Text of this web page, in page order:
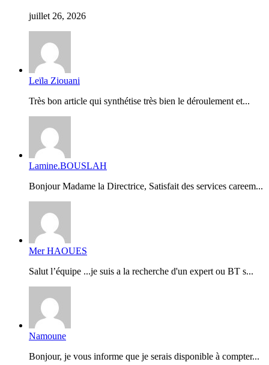
juillet 26, 2026
Leïla Ziouani
Très bon article qui synthétise très bien le déroulement et...
Lamine.BOUSLAH
Bonjour Madame la Directrice, Satisfait des services careem...
Mer HAOUES
Salut l’équipe ...je suis a la recherche d'un expert ou BT s...
Namoune
Bonjour, je vous informe que je serais disponible à compter...